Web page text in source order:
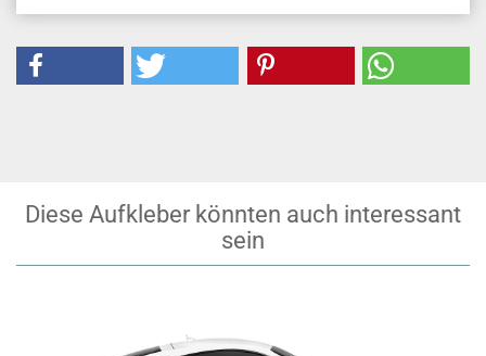
Diese Aufkleber könnten auch interessant
sein